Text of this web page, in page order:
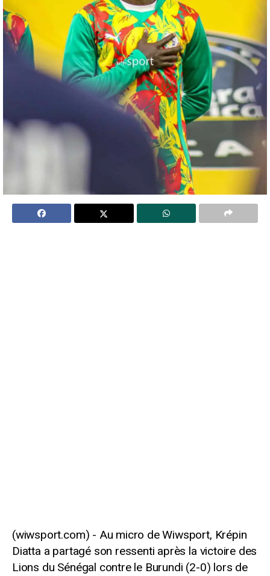
Au micro de Wiwsport, Krépin
Diatta a partagé son ressenti après la victoire des
Lions du Sénégal contre le Burundi (2-0) lors de